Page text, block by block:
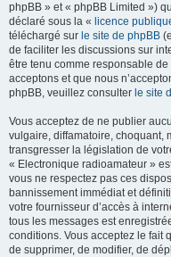
phpBB » et « phpBB Limited »)
déclaré sous la « licence
téléchargé sur le site de phpBB
de faciliter les discussions sur
être tenu comme responsable
acceptons et que nous
phpBB, veuillez consulter le site
Vous acceptez de ne publier
vulgaire, diffamatoire, choquant,
transgresser la législation de
« Electronique radioamateur »
vous ne respectez pas ces
bannissement immédiat et
votre fournisseur d’accès à
tous les messages est
conditions. Vous acceptez le fait
de supprimer, de modifier, de